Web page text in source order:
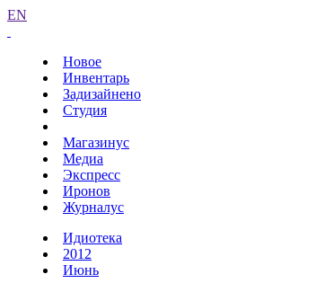
EN
Новое
Инвентарь
Задизайнено
Студия
Магазинус
Медиа
Экспресс
Иронов
Журналус
Идиотека
2012
Июнь